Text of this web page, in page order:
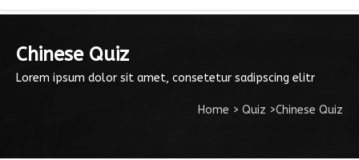
Chinese Quiz
Lorem ipsum dolor sit amet, consetetur sadipscing elitr
Home > Quiz >Chinese Quiz